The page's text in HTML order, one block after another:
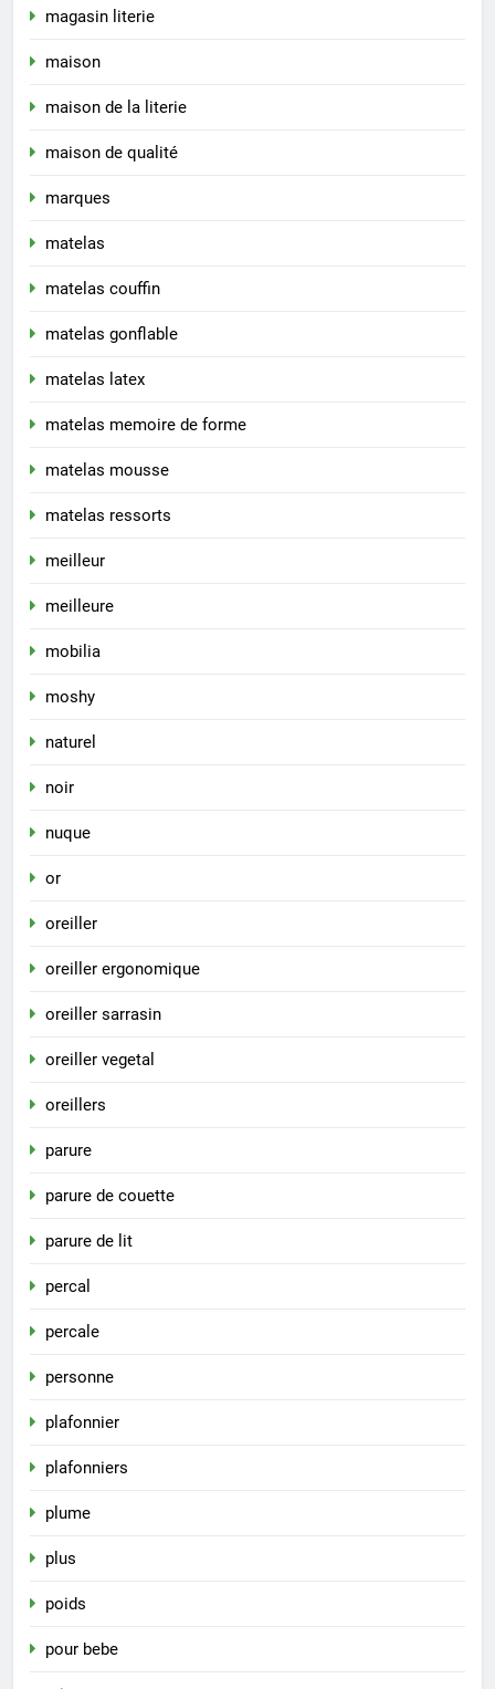
magasin literie
maison
maison de la literie
maison de qualité
marques
matelas
matelas couffin
matelas gonflable
matelas latex
matelas memoire de forme
matelas mousse
matelas ressorts
meilleur
meilleure
mobilia
moshy
naturel
noir
nuque
or
oreiller
oreiller ergonomique
oreiller sarrasin
oreiller vegetal
oreillers
parure
parure de couette
parure de lit
percal
percale
personne
plafonnier
plafonniers
plume
plus
poids
pour bebe